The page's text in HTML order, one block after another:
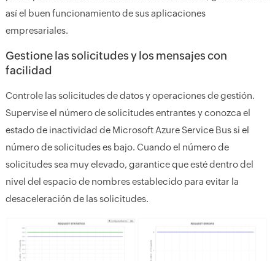
así el buen funcionamiento de sus aplicaciones
empresariales.
Gestione las solicitudes y los mensajes con
facilidad
Controle las solicitudes de datos y operaciones de gestión.
Supervise el número de solicitudes entrantes y conozca el
estado de inactividad de Microsoft Azure Service Bus si el
número de solicitudes es bajo. Cuando el número de
solicitudes sea muy elevado, garantice que esté dentro del
nivel del espacio de nombres establecido para evitar la
desaceleración de las solicitudes.